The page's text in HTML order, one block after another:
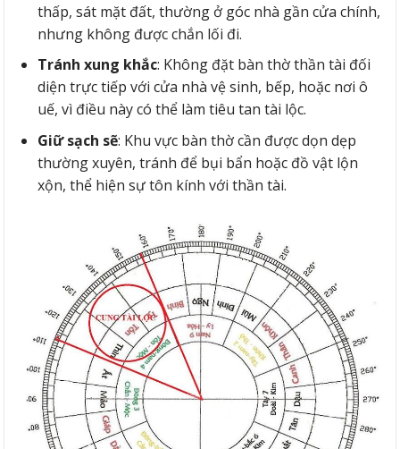
thấp, sát mặt đất, thường ở góc nhà gần cửa chính,
nhưng không được chắn lối đi.
Tránh xung khắc: Không đặt bàn thờ thần tài đối
diện trực tiếp với cửa nhà vệ sinh, bếp, hoặc nơi ô
uế, vì điều này có thể làm tiêu tan tài lộc.
Giữ sạch sẽ: Khu vực bàn thờ cần được dọn dẹp
thường xuyên, tránh để bụi bẩn hoặc đồ vật lộn
xộn, thể hiện sự tôn kính với thần tài.